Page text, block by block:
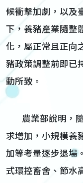
候衝擊加劇，以及
下，養豬產業隨整
化，屬正常且正向
豬政策調整前即已
動所致。
農業部說明，隨
求增加，小規模養
加等考量逐步退場
式環控畜舍、節水